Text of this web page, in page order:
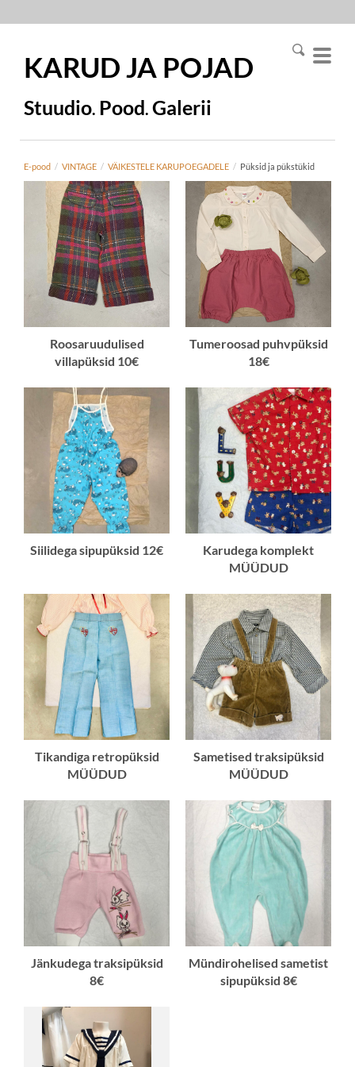
KARUD JA POJAD
Stuudio. Pood. Galerii
E-pood / VINTAGE / VÄIKESTELE KARUPOEGADELE / Püksid ja pükstükid
Roosaruudulised
villapüksid 10€
Tumeroosad puhvpüksid
18€
Siilidega sipupüksid 12€
Karudega komplekt
MÜÜDUD
Tikandiga retropüksid
MÜÜDUD
Sametised traksipüksid
MÜÜDUD
Jänkudega traksipüksid
8€
Mündirohelised sametist
sipupüksid 8€